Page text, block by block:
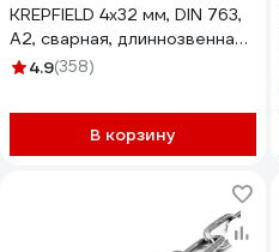
KREPFIELD 4x32 мм, DIN 763,
А2, сварная, длиннозвенная,
3 м 763А2ЦЕПЬ4ММ-3
4.9(358)
В корзину